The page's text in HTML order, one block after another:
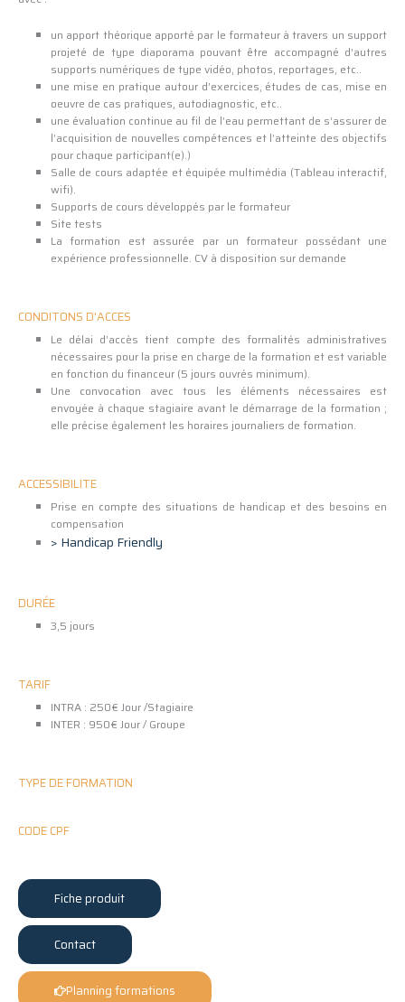
un apport théorique apporté par le formateur à travers un support
projeté de type diaporama pouvant être accompagné d’autres
supports numériques de type vidéo, photos, reportages, etc..
une mise en pratique autour d’exercices, études de cas, mise en
oeuvre de cas pratiques, autodiagnostic, etc..
une évaluation continue au fil de l’eau permettant de s’assurer de
l’acquisition de nouvelles compétences et l’atteinte des objectifs
pour chaque participant(e).)
Salle de cours adaptée et équipée multimédia (Tableau interactif,
wifi).
Supports de cours développés par le formateur
Site tests
La formation est assurée par un formateur possédant une
expérience professionnelle. CV à disposition sur demande
CONDITONS D'ACCES
Le délai d’accès tient compte des formalités administratives
nécessaires pour la prise en charge de la formation et est variable
en fonction du financeur (5 jours ouvrés minimum).
Une convocation avec tous les éléments nécessaires est
envoyée à chaque stagiaire avant le démarrage de la formation ;
elle précise également les horaires journaliers de formation.
ACCESSIBILITE
Prise en compte des situations de handicap et des besoins en
compensation
> Handicap Friendly
DURÉE
3,5 jours
TARIF
INTRA : 250€ Jour /Stagiaire
INTER : 950€ Jour / Groupe
TYPE DE FORMATION
CODE CPF
Fiche produit
Contact
Planning formations